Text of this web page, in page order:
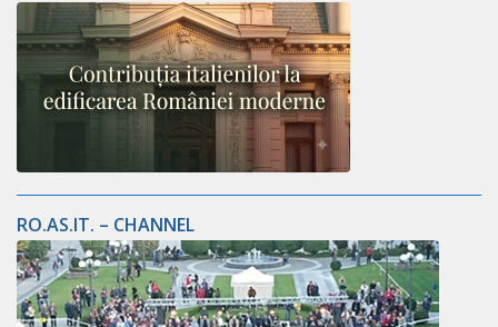
RO.AS.IT. – CHANNEL